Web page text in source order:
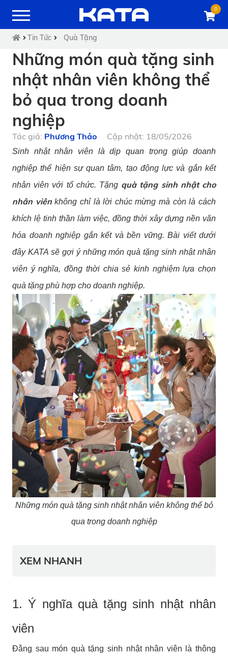
0
Tin Tức Quà Tặng
Những món quà tặng sinh
nhật nhân viên không thể
bỏ qua trong doanh
nghiệp
Tác giả: Phương Thảo Cập nhật: 18/05/2026
Sinh nhật nhân viên là dịp quan trọng giúp doanh
nghiệp thể hiện sự quan tâm, tạo động lực và gắn kết
nhân viên với tổ chức. Tặng quà tặng sinh nhật cho
nhân viênkhông chỉ là lời chúc mừng mà còn là cách
khích lệ tinh thần làm việc, đồng thời xây dựng nền văn
hóa doanh nghiệp gắn kết và bền vững. Bài viết dưới
đây KATA sẽ gợi ý những món quà tặng sinh nhật nhân
viên ý nghĩa, đồng thời chia sẻ kinh nghiệm lựa chọn
quà tặng phù hợp cho doanh nghiệp.
Những món quà tặng sinh nhật nhân viên không thể bỏ
qua trong doanh nghiệp
XEM NHANH
1. Ý nghĩa quà tặng sinh nhật nhân
viên
Đằng sau món quà tặng sinh nhật nhân viên là thông